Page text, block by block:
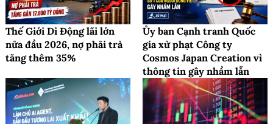
Thế Giới Di Động lãi lớn
nửa đầu 2026, nợ phải trả
tăng thêm 35%
Ủy ban Cạnh tranh Quốc
gia xử phạt Công ty
Cosmos Japan Creation vì
thông tin gây nhầm lẫn